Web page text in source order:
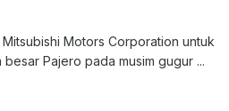
Motors Corporation untuk
Pajero pada musim gugur ...